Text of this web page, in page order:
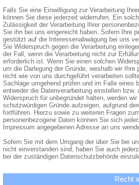
Falls Sie eine Einwilligung zur Verarbeitung
können Sie diese jederzeit widerrufen. Ein
Zulässigkeit der Verarbeitung Ihrer
Sie ihn bei uns eingereicht haben. Sofern Ihre
gestützt auf die Interessenabwägung bei uns
Sie Widerspruch gegen die Verarbeitung
der Fall, wenn die Verarbeitung nicht zur
erforderlich ist. Wenn Sie einen solchen
um die Darlegung der Gründe, weshalb wir Ihre
nicht wie von uns durchgeführt verarbeiten
Sachlage umgehend prüfen und im Falle eines
entweder die Datenverarbeitung einstellen
Widerspruch für unbegründet halten, werden
schutzwürdigen Gründe aufzeigen, aufgrund
fortführen. Hierzu sowie zu weiteren Fragen
personenbezogene Daten können Sie sich
Impressum angegebenen Adresse an uns
Sofern Sie mit dem Umgang der über Sie bei
nicht einverstanden sind, haben Sie auch
bei der zuständigen Datenschutzbehörde
Recht